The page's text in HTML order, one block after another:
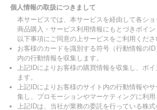
個人情報の取扱につきまして
本サービスでは、本サービスを経由して各シ
商品購入・サービス利用情報にもとづきポイン
以下事項にご同意の上サービスをご利用くださ
お客様のカードを識別する符号（行動情報の
内の行動情報を収集します。
上記IDによりお客様の購買情報を収集し、ポ
ます。
上記IDによりお客様のサイト内の行動情報や
集し、プロモーションやマーケティングに利用
上記IDは、当社が業務の委託を行っている株